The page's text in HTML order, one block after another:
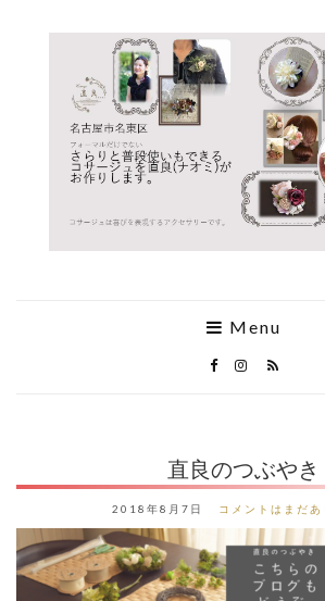
Menu
直良のつぶやき
2018年8月7日 コメントはまだあ